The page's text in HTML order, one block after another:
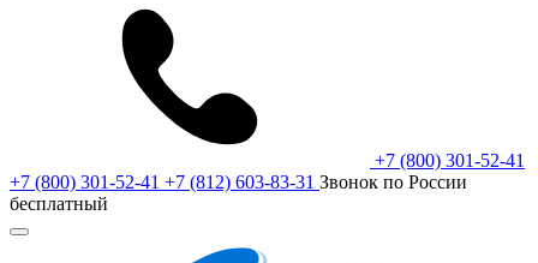
+7 (800) 301-52-41
+7 (800) 301-52-41 +7 (812) 603-83-31 Звонок по России
бесплатный